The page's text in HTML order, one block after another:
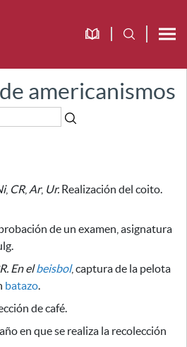
americanismos
, CR, Ar, Ur. Realización del coito.
de un examen, asignatura
En elbeisbol, captura de la pelota
batazo.
de café.
en que se realiza la recolección